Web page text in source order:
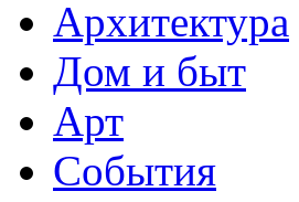
Архитектура
Дом и быт
Арт
События